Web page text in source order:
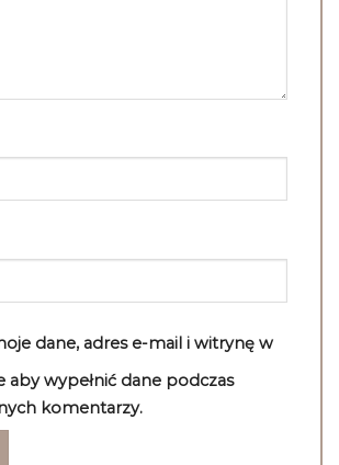
dane, adres e-mail i witrynę w
aby wypełnić dane podczas
komentarzy.